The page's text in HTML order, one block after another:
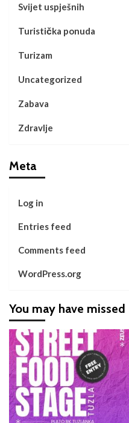
Svijet uspješnih
Turistička ponuda
Turizam
Uncategorized
Zabava
Zdravlje
Meta
Log in
Entries feed
Comments feed
WordPress.org
You may have missed